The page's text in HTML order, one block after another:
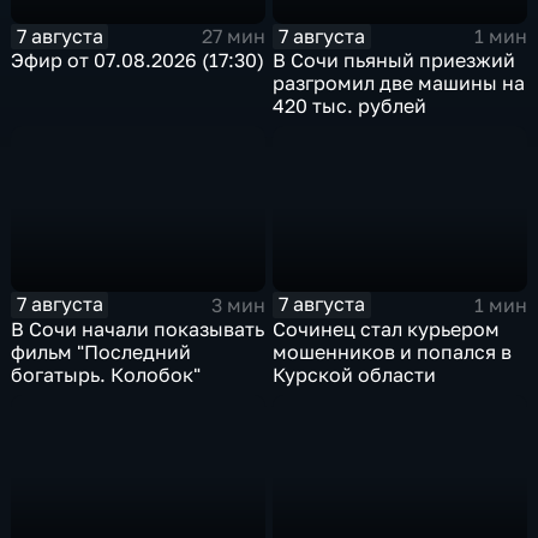
7 августа
27 мин
Эфир от 07.08.2026 (17:30)
7 августа
1 мин
В Сочи пьяный приезжий
разгромил две машины на
420 тыс. рублей
7 августа
3 мин
В Сочи начали показывать
фильм "Последний
богатырь. Колобок"
7 августа
1 мин
Сочинец стал курьером
мошенников и попался в
Курской области